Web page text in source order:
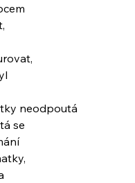
neodpoutá
se